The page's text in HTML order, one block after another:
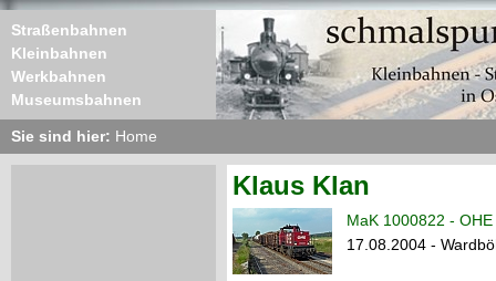
Straßenbahnen
Kleinbahnen
Werkbahnen
Museumsbahnen
Sie sind hier: Home
Klaus Klan
MaK 1000822 -
17.08.2004 -